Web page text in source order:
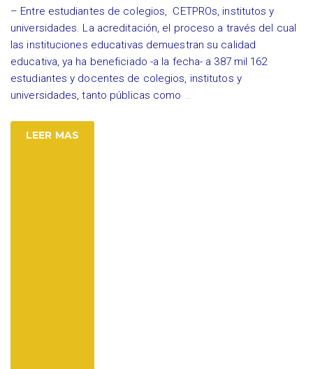
– Entre estudiantes de colegios, CETPROs, institutos y
universidades. La acreditación, el proceso a través del cual
las instituciones educativas demuestran su calidad
educativa, ya ha beneficiado -a la fecha- a 387 mil 162
estudiantes y docentes de colegios, institutos y
universidades, tanto públicas como …
LEER MAS